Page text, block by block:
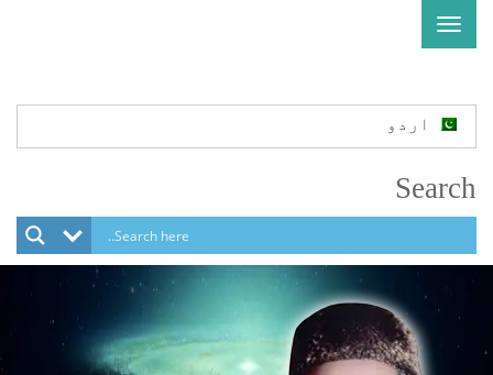
Toggle
navigation
اردو
Search